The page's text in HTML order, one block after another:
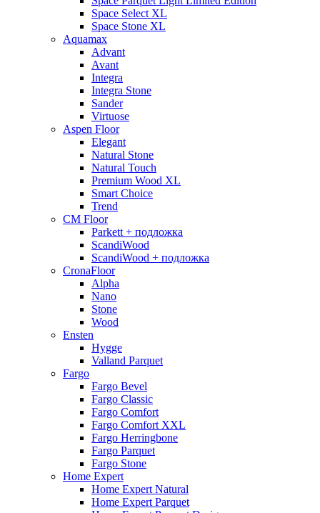
Space Select XL
Space Stone XL
Aquamax
Advant
Avant
Integra
Integra Stone
Sander
Virtuose
Aspen Floor
Elegant
Natural Stone
Natural Touch
Premium Wood XL
Smart Choice
Trend
CM Floor
Parkett + подложка
ScandiWood
ScandiWood + подложка
CronaFloor
Alpha
Nano
Stone
Wood
Ensten
Hygge
Valland Parquet
Fargo
Fargo Bevel
Fargo Classic
Fargo Comfort
Fargo Comfort XXL
Fargo Herringbone
Fargo Parquet
Fargo Stone
Home Expert
Home Expert Natural
Home Expert Parquet